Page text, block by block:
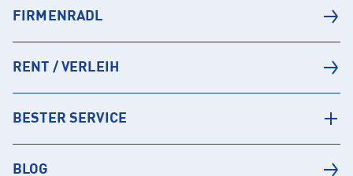
FIRMENRADL
RENT / VERLEIH
BESTER SERVICE
BLOG